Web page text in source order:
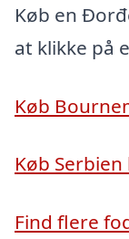
Køb en
at klikke på
Køb
Køb
Find flere